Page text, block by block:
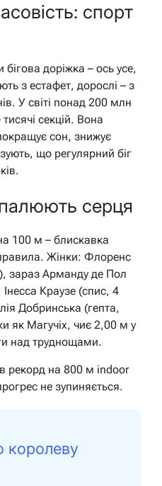
спорт
доріжка – ось усе,
з естафет, дорослі – з
У світі понад 200 млн
секцій. Вона
сон, знижує
що регулярний біг
серця
100 м – блискавка
Жінки: Флоренс
зараз Арманду де Пол
Краузе (спис, 4
Добринська (гепта,
як Магучіх, чиє 2,00 м у
над труднощами.
рекорд на 800 м indoor
не зупиняється.
королеву